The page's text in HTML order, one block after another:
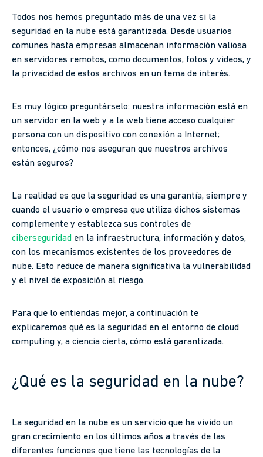
Todos nos hemos preguntado más de una vez si la
seguridad en la nube está garantizada. Desde usuarios
comunes hasta empresas almacenan información valiosa
en servidores remotos, como documentos, fotos y videos, y
la privacidad de estos archivos en un tema de interés.
Es muy lógico preguntárselo: nuestra información está en
un servidor en la web y a la web tiene acceso cualquier
persona con un dispositivo con conexión a Internet;
entonces, ¿cómo nos aseguran que nuestros archivos
están seguros?
La realidad es que la seguridad es una garantía, siempre y
cuando el usuario o empresa que utiliza dichos sistemas
complemente y establezca sus controles de
ciberseguridad en la infraestructura, información y datos,
con los mecanismos existentes de los proveedores de
nube. Esto reduce de manera significativa la vulnerabilidad
y el nivel de exposición al riesgo.
Para que lo entiendas mejor, a continuación te
explicaremos qué es la seguridad en el entorno de cloud
computing y, a ciencia cierta, cómo está garantizada.
¿Qué es la seguridad en la nube?
La seguridad en la nube es un servicio que ha vivido un
gran crecimiento en los últimos años a través de las
diferentes funciones que tiene las tecnologías de la